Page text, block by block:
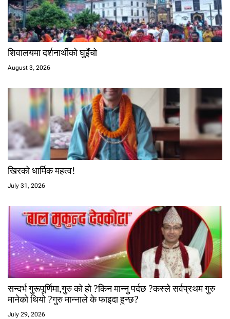
शिवालयमा दर्शनार्थीको घुइँचो
August 3, 2026
खिरको धार्मिक महत्व!
July 31, 2026
सन्दर्भ गुरूपूर्णिमा,गुरु को हो ?किन मान्नु पर्दछ ?कस्ले सर्वप्रथम गुरु
मानेको थियो ?गुरु मान्नाले के फाइदा हुन्छ?
July 29, 2026